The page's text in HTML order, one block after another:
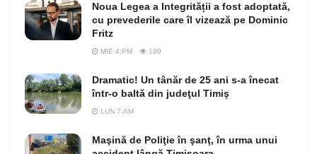
Noua Legea a Integrității a fost adoptată,
cu prevederile care îl vizează pe Dominic
Fritz
MIE 4:PM 109
Dramatic! Un tânăr de 25 ani s-a înecat
într-o baltă din judeţul Timiş
LUN 7:AM
Maşină de Poliţie în şanţ, în urma unui